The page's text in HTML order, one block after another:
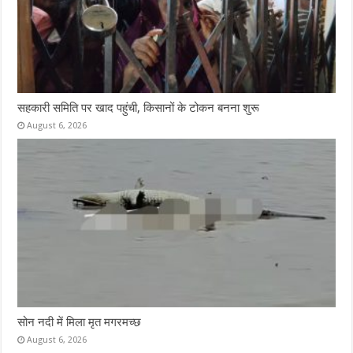
सहकारी समिति पर खाद पहुंची, किसानों के टोकन बनना शुरू
August 6, 2026
सोन नदी में मिला मृत मगरमच्छ
August 6, 2026